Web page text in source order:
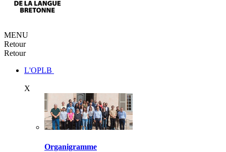
MENU
Retour
Retour
L'OPLB
X
Organigramme